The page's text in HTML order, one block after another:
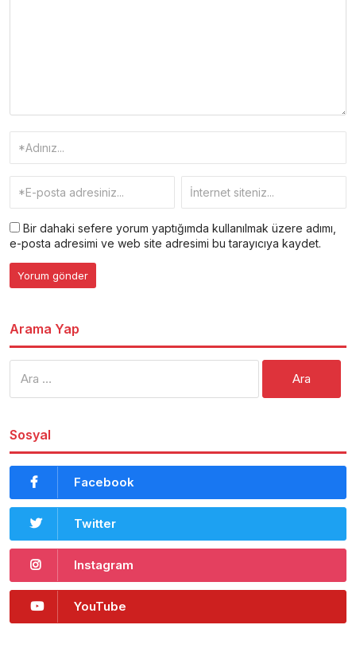
Bir dahaki sefere yorum yaptığımda kullanılmak üzere adımı,
e-posta adresimi ve web site adresimi bu tarayıcıya kaydet.
Arama Yap
Sosyal
Facebook
Twitter
Instagram
YouTube